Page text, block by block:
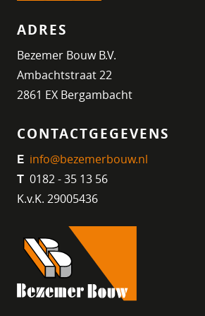
ADRES
Bezemer Bouw B.V.
Ambachtstraat 22
2861 EX Bergambacht
CONTACTGEGEVENS
E info@bezemerbouw.nl
T 0182 - 35 13 56
K.v.K. 29005436